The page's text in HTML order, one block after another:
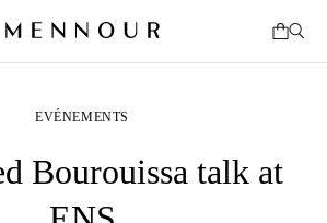
EVÉNEMENTS
Bourouissa talk at